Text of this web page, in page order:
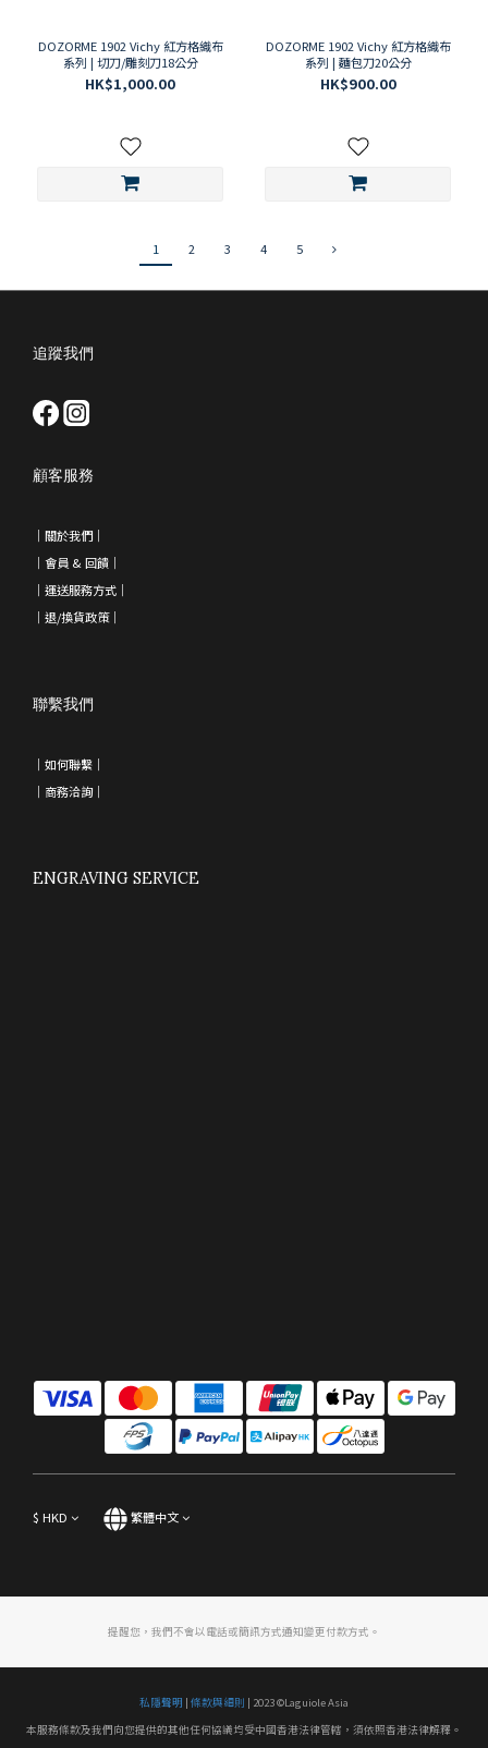
DOZORME 1902 Vichy 紅方格織布
系列 | 切刀/雕刻刀18公分
HK$1,000.00
DOZORME 1902 Vichy 紅方格織布
系列 | 麵包刀20公分
HK$900.00
1 2 3 4 5
追蹤我們
顧客服務
｜ 關於我們 ｜
｜會員 & 回饋 ｜
｜運送服務方式｜
｜退/換貨政策｜
聯繫我們
｜如何聯繫｜
｜ 商務洽詢 ｜
ENGRAVING SERVICE
$ HKD 繁體中文
提醒您，我們不會以電話或簡訊方式通知變更付款方式。
私隱聲明 | 條款與細則 | 2023 ©Laguiole Asia
本服務條款及我們向您提供的其他任何協議均受中國香港法律管轄，須依照香港法律解釋。